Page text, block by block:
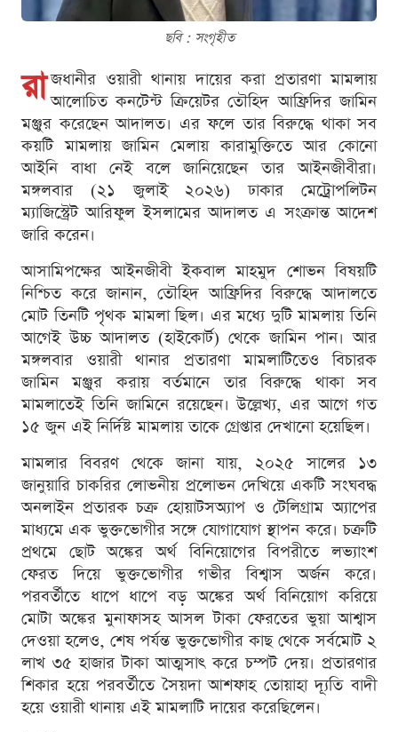
ছবি : সংগৃহীত
রা জধানীর ওয়ারী থানায় দায়ের করা প্রতারণা মামলায়
আলোচিত কনটেন্ট ক্রিয়েটর তৌহিদ আফ্রিদির জামিন
মঞ্জুর করেছেন আদালত। এর ফলে তার বিরুদ্ধে থাকা সব
কয়টি মামলায় জামিন মেলায় কারামুক্তিতে আর কোনো
আইনি বাধা নেই বলে জানিয়েছেন তার আইনজীবীরা।
মঙ্গলবার (২১ জুলাই ২০২৬) ঢাকার মেট্রোপলিটন
ম্যাজিস্ট্রেট আরিফুল ইসলামের আদালত এ সংক্রান্ত আদেশ
জারি করেন।
আসামিপক্ষের আইনজীবী ইকবাল মাহমুদ শোভন বিষয়টি
নিশ্চিত করে জানান, তৌহিদ আফ্রিদির বিরুদ্ধে আদালতে
মোট তিনটি পৃথক মামলা ছিল। এর মধ্যে দুটি মামলায় তিনি
আগেই উচ্চ আদালত (হাইকোর্ট) থেকে জামিন পান। আর
মঙ্গলবার ওয়ারী থানার প্রতারণা মামলাটিতেও বিচারক
জামিন মঞ্জুর করায় বর্তমানে তার বিরুদ্ধে থাকা সব
মামলাতেই তিনি জামিনে রয়েছেন। উল্লেখ্য, এর আগে গত
১৫ জুন এই নির্দিষ্ট মামলায় তাকে গ্রেপ্তার দেখানো হয়েছিল।
মামলার বিবরণ থেকে জানা যায়, ২০২৫ সালের ১৩
জানুয়ারি চাকরির লোভনীয় প্রলোভন দেখিয়ে একটি সংঘবদ্ধ
অনলাইন প্রতারক চক্র হোয়াটসঅ্যাপ ও টেলিগ্রাম অ্যাপের
মাধ্যমে এক ভুক্তভোগীর সঙ্গে যোগাযোগ স্থাপন করে। চক্রটি
প্রথমে ছোট অঙ্কের অর্থ বিনিয়োগের বিপরীতে লভ্যাংশ
ফেরত দিয়ে ভুক্তভোগীর গভীর বিশ্বাস অর্জন করে।
পরবর্তীতে ধাপে ধাপে বড় অঙ্কের অর্থ বিনিয়োগ করিয়ে
মোটা অঙ্কের মুনাফাসহ আসল টাকা ফেরতের ভুয়া আশ্বাস
দেওয়া হলেও, শেষ পর্যন্ত ভুক্তভোগীর কাছ থেকে সর্বমোট ২
লাখ ৩৫ হাজার টাকা আত্মসাৎ করে চম্পট দেয়। প্রতারণার
শিকার হয়ে পরবর্তীতে সৈয়দা আশফাহ তোয়াহা দ্যূতি বাদী
হয়ে ওয়ারী থানায় এই মামলাটি দায়ের করেছিলেন।